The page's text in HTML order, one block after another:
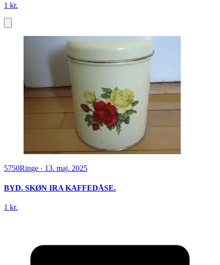
1 kr.
5750Ringe · 13. maj. 2025
BYD. SKØN IRA KAFFEDÅSE.
1 kr.